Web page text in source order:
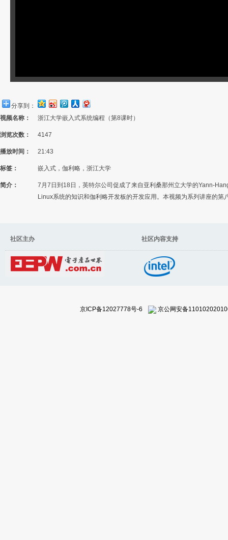
分享到：
视频名称：
浙江大学嵌入式系统编程（第8课时）
浏览次数： 4147
播放时间： 21:43
标签： 嵌入式，伽利略，浙江大学
简介：
7月7日到18日，英特尔公司促成了来自亚利桑那州立大学的Yann-
Linux系统的知识和伽利略开发板的开发应用。本视频为系列讲座的第
社区主办 社区内容支持
京ICP备12027778号-6 京公网安备